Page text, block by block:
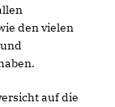
den vielen
auf die